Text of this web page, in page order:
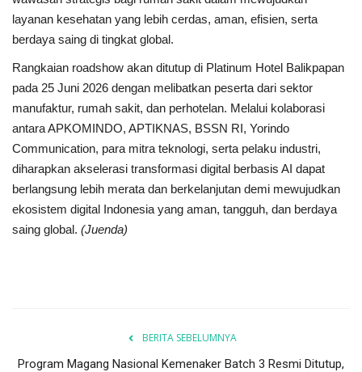
layanan kesehatan yang lebih cerdas, aman, efisien, serta
berdaya saing di tingkat global.
Rangkaian roadshow akan ditutup di Platinum Hotel Balikpapan
pada 25 Juni 2026 dengan melibatkan peserta dari sektor
manufaktur, rumah sakit, dan perhotelan. Melalui kolaborasi
antara APKOMINDO, APTIKNAS, BSSN RI, Yorindo
Communication, para mitra teknologi, serta pelaku industri,
diharapkan akselerasi transformasi digital berbasis AI dapat
berlangsung lebih merata dan berkelanjutan demi mewujudkan
ekosistem digital Indonesia yang aman, tangguh, dan berdaya
saing global. (Juenda)
BERITA SEBELUMNYA
Program Magang Nasional Kemenaker Batch 3 Resmi Ditutup,